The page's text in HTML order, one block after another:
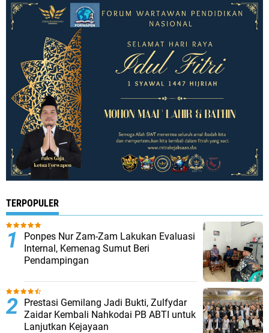
TERPOPULER
Ponpes Nur Zam-Zam Lakukan Evaluasi
Internal, Kemenag Sumut Beri
Pendampingan
Prestasi Gemilang Jadi Bukti, Zulfydar
Zaidar Kembali Nahkodai PB ABTI untuk
Lanjutkan Kejayaan